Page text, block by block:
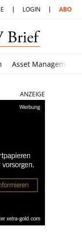
LOGIN ABO
Asset Management
ANZEIGE